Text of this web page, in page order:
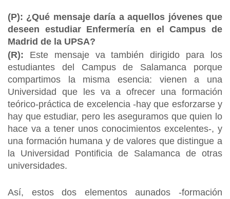
(P): ¿Qué mensaje daría a aquellos jóvenes que
deseen estudiar Enfermería en el Campus de
Madrid de la UPSA?
(R): Este mensaje va también dirigido para los
estudiantes del Campus de Salamanca porque
compartimos la misma esencia: vienen a una
Universidad que les va a ofrecer una formación
teórico-práctica de excelencia -hay que esforzarse y
hay que estudiar, pero les aseguramos que quien lo
hace va a tener unos conocimientos excelentes-, y
una formación humana y de valores que distingue a
la Universidad Pontificia de Salamanca de otras
universidades.
Así, estos dos elementos aunados -formación